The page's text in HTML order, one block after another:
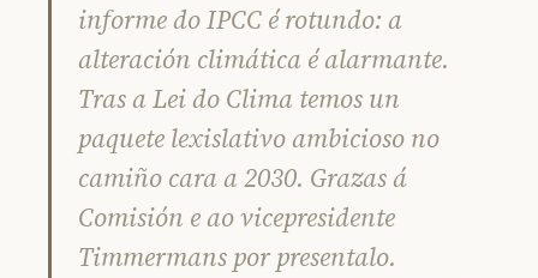
informe do IPCC é rotundo: a
alteración climática é alarmante.
Tras a Lei do Clima temos un
paquete lexislativo ambicioso no
camiño cara a 2030. Grazas á
Comisión e ao vicepresidente
Timmermans por presentalo.